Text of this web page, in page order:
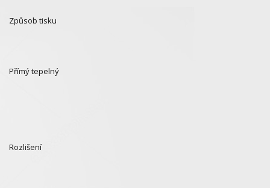
Způsob tisku
Přímý tepelný
Rozlišení